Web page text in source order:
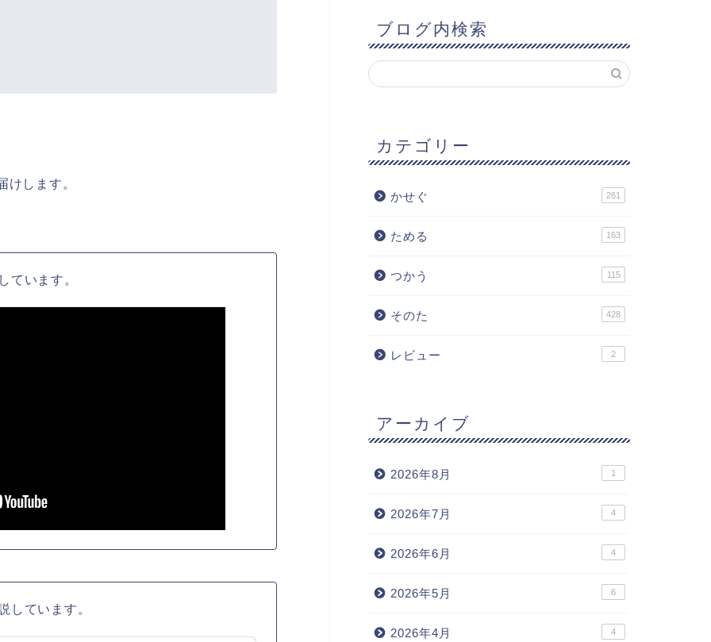
します。
ています。
しています。
ブログ内検索
カテゴリー
かせぐ 261
ためる 163
つかう 115
そのた 428
レビュー 2
アーカイブ
2026年8月 1
2026年7月 4
2026年6月 4
2026年5月 6
2026年4月 4